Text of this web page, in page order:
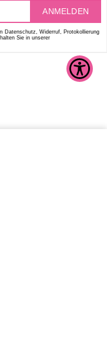
ANMELDEN
Datenschutz, Widerruf, Protokollierung
Sie in unserer